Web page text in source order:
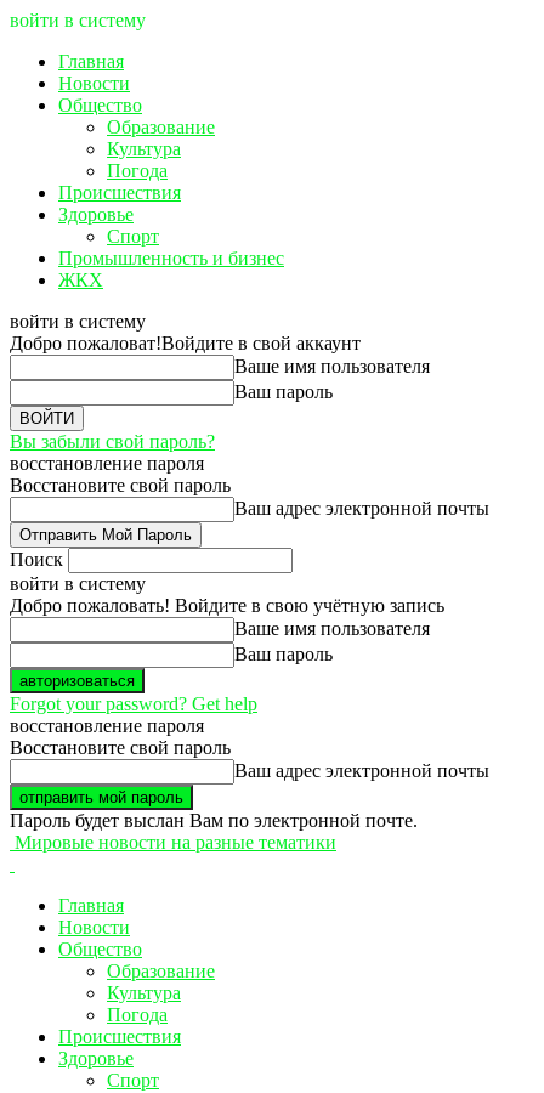
войти в систему
Главная
Новости
Общество
Образование
Культура
Погода
Происшествия
Здоровье
Спорт
Промышленность и бизнес
ЖКХ
войти в систему
Добро пожаловат!Войдите в свой аккаунт
Ваше имя пользователя
Ваш пароль
Вы забыли свой пароль?
восстановление пароля
Восстановите свой пароль
Ваш адрес электронной почты
Поиск
войти в систему
Добро пожаловать! Войдите в свою учётную запись
Ваше имя пользователя
Ваш пароль
Forgot your password? Get help
восстановление пароля
Восстановите свой пароль
Ваш адрес электронной почты
Пароль будет выслан Вам по электронной почте.
Мировые новости на разные тематики
Главная
Новости
Общество
Образование
Культура
Погода
Происшествия
Здоровье
Спорт